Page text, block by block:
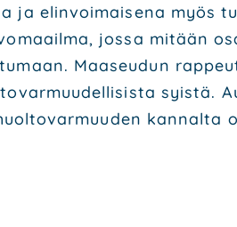
ja elin­voi­mai­se­na myös
jos­sa mitään
Maa­seu­dun
syis­tä.